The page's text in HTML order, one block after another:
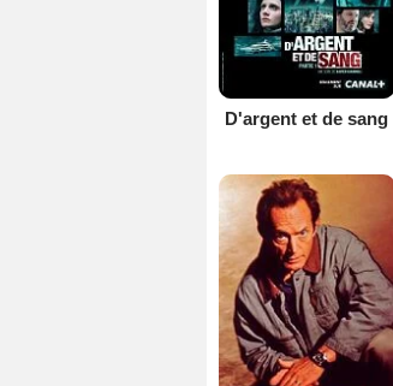
D'argent et de sang